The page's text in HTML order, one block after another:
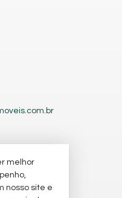
melhor
nosso site e